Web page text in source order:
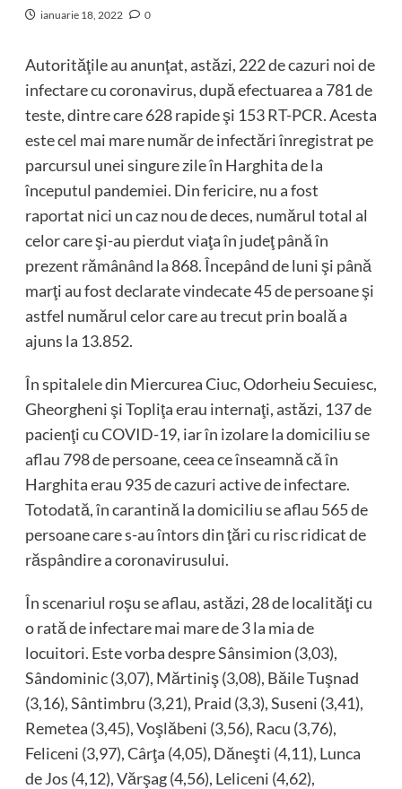
ianuarie 18, 2022 0
Autorităţile au anunţat, astăzi, 222 de cazuri noi de
infectare cu coronavirus, după efectuarea a 781 de
teste, dintre care 628 rapide şi 153 RT-PCR. Acesta
este cel mai mare număr de infectări înregistrat pe
parcursul unei singure zile în Harghita de la
începutul pandemiei. Din fericire, nu a fost
raportat nici un caz nou de deces, numărul total al
celor care şi-au pierdut viaţa în judeţ până în
prezent rămânând la 868. Începând de luni şi până
marţi au fost declarate vindecate 45 de persoane şi
astfel numărul celor care au trecut prin boală a
ajuns la 13.852.
În spitalele din Miercurea Ciuc, Odorheiu Secuiesc,
Gheorgheni şi Topliţa erau internaţi, astăzi, 137 de
pacienţi cu COVID-19, iar în izolare la domiciliu se
aflau 798 de persoane, ceea ce înseamnă că în
Harghita erau 935 de cazuri active de infectare.
Totodată, în carantină la domiciliu se aflau 565 de
persoane care s-au întors din ţări cu risc ridicat de
răspândire a coronavirusului.
În scenariul roşu se aflau, astăzi, 28 de localităţi cu
o rată de infectare mai mare de 3 la mia de
locuitori. Este vorba despre Sânsimion (3,03),
Sândominic (3,07), Mărtiniş (3,08), Băile Tuşnad
(3,16), Sântimbru (3,21), Praid (3,3), Suseni (3,41),
Remetea (3,45), Voşlăbeni (3,56), Racu (3,76),
Feliceni (3,97), Cârţa (4,05), Dăneşti (4,11), Lunca
de Jos (4,12), Vărşag (4,56), Leliceni (4,62),